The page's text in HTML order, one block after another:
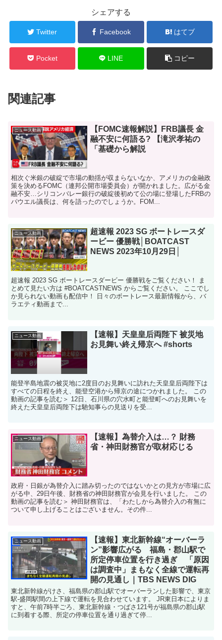
シェアする
Twitter Facebook はてブ
Pocket LINE コピー
関連記事
ニュース動画
【FOMC速報解説】FRB議長 金
融不安に何語る? 【滝沢孝祐の
「基礎から解説
相次ぐ米銀の破綻で市場の動揺が収まらないなか、アメリカの金融政
策を決めるFOMC（連邦公開市場委員会）が開かれました。広がる金
融不安…シリコンバレー銀行の破綻後初めて公の場に登場したFRBの
パウエル議長は、何を語ったのでしょうか。FOM...
ニュース動画
超速報 2023 SG ボートレースダ
ービー 優勝戦│BOATCAST
NEWS 2023年10月29日│
超速報 2023 SG ボートレースダービー 優勝戦をご覧ください！ ま
とめて見たい方は #BOATCASTNEWS からご覧ください。 ここでし
か見られない動画も配信中！ 日々のボートレース最新情報から、バ
ラエティ動画まで...
ニュース動画
【速報】天皇皇后両陛下 被災地
お見舞い終え帰京へ #shorts
能登半島地震の被災地に2度目のお見舞いに訪れた天皇皇后両陛下は
すべての日程を終え、能登空港から帰京の途につかれました。 この
動画の記事を読む＞ 12日、石川県の穴水町と能登町へのお見舞いを
終えた天皇皇后両陛下は馳知事らの見送りを受...
ニュース動画
【速報】為替介入は…？ 財務
省・神田財務官が取材応じる
政府・日銀が為替介入に踏み切ったのではないかとの見方が市場に広
がる中、29日午後、財務省の神田財務官が会見を行いました。 この
動画の記事を読む＞ 神田財務官は、「わたしから為替介入の有無に
ついて申し上げることはございません。その件...
ニュース動画
【速報】東北新幹線“オーバーラ
ン”影響広がる 福島・郡山駅で
所定停車位置を行き過ぎ 「原因
は調査中」まもなく全線で運転再
開の見通し｜TBS NEWS DIG
東北新幹線がけさ、福島県の郡山駅でオーバーランした影響で、東京
駅-盛岡駅間の上下線で運転を見合わせています。 JR東日本によりま
すと、午前7時半ごろ、東北新幹線・つばさ121号が福島県の郡山駅
に到着する際、所定の停車位置を通り過ぎて停...